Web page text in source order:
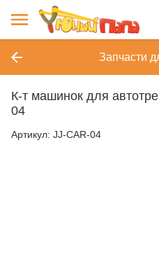
Запчасти
К-т машинок для
04
Артикул: JJ-CAR-04